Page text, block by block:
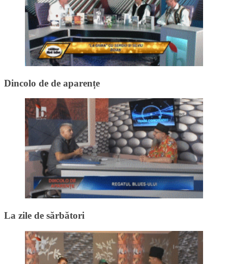
Dincolo de de aparențe
La zile de sărbători